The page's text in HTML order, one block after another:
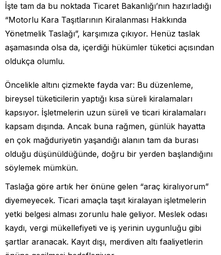
İşte tam da bu noktada Ticaret Bakanlığı’nın hazırladığı
“Motorlu Kara Taşıtlarının Kiralanması Hakkında
Yönetmelik Taslağı”, karşımıza çıkıyor. Henüz taslak
aşamasında olsa da, içerdiği hükümler tüketici açısından
oldukça olumlu.
Öncelikle altını çizmekte fayda var: Bu düzenleme,
bireysel tüketicilerin yaptığı kısa süreli kiralamaları
kapsıyor. İşletmelerin uzun süreli ve ticari kiralamaları
kapsam dışında. Ancak buna rağmen, günlük hayatta
en çok mağduriyetin yaşandığı alanın tam da burası
olduğu düşünüldüğünde, doğru bir yerden başlandığını
söylemek mümkün.
Taslağa göre artık her önüne gelen “araç kiralıyorum”
diyemeyecek. Ticari amaçla taşıt kiralayan işletmelerin
yetki belgesi alması zorunlu hale geliyor. Meslek odası
kaydı, vergi mükellefiyeti ve iş yerinin uygunluğu gibi
şartlar aranacak. Kayıt dışı, merdiven altı faaliyetlerin